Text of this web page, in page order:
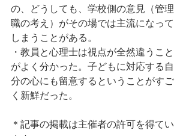
の、どうしても、学校側の意見（管理
職の考え）がその場では主流になって
しまうことがある。
・教員と心理士は視点が全然違うこと
がよく分かった。子どもに対応する自
分の心にも留意するということがすご
く新鮮だった。
＊記事の掲載は主催者の許可を得てい